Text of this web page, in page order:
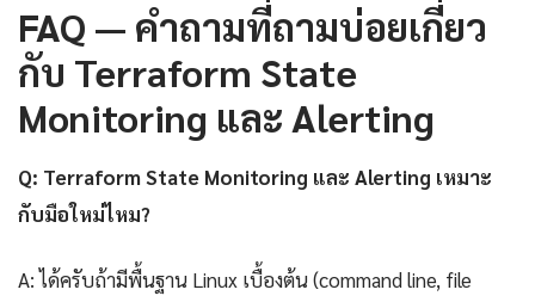
FAQ — คำถามที่ถามบ่อยเกี่ยว
กับ Terraform State
Monitoring และ Alerting
Q: Terraform State Monitoring และ Alerting เหมาะ
กับมือใหม่ไหม?
A: ได้ครับถ้ามีพื้นฐาน Linux เบื้องต้น (command line, file